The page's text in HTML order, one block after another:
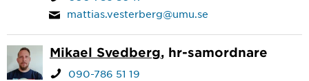
mattias.vesterberg@umu.se
Mikael Svedberg, hr-samordnare
090-786 51 19